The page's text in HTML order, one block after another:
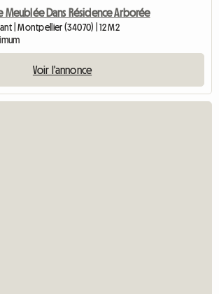
Meublée Dans Résidence Arborée
| Montpellier (34070) | 12 M2
Voir l'annonce